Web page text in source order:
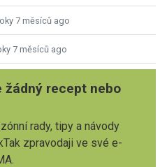
7 měsíců ago
7 měsíců ago
žádný recept nebo
rady, tipy a návody
zpravodaji ve své e-